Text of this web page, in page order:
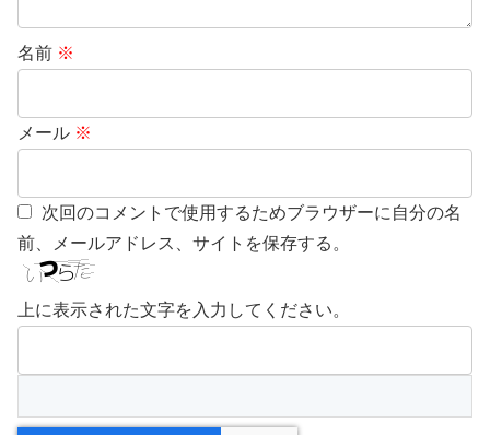
名前 ※
メール ※
次回のコメントで使用するためブラウザーに自分の名
前、メールアドレス、サイトを保存する。
上に表示された文字を入力してください。